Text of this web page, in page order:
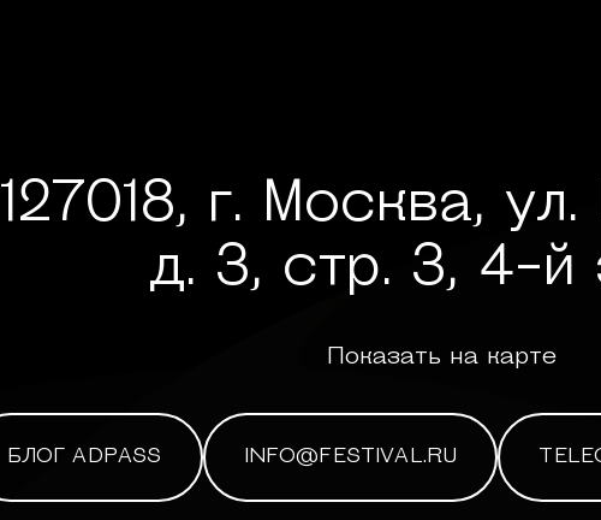
127018, г. Москва,
д. 3, стр. 3, 4-й
Показать на карте
БЛОГ ADPASS INFO@FESTIVAL.RU